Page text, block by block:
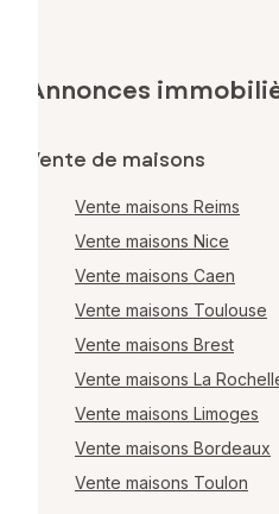
Annonces
Vente de maisons
Vente maisons Reims
Vente maisons Nice
Vente maisons Caen
Vente maisons Toulouse
Vente maisons Brest
Vente maisons La
Vente maisons Limoges
Vente maisons Bordeaux
Vente maisons Toulon